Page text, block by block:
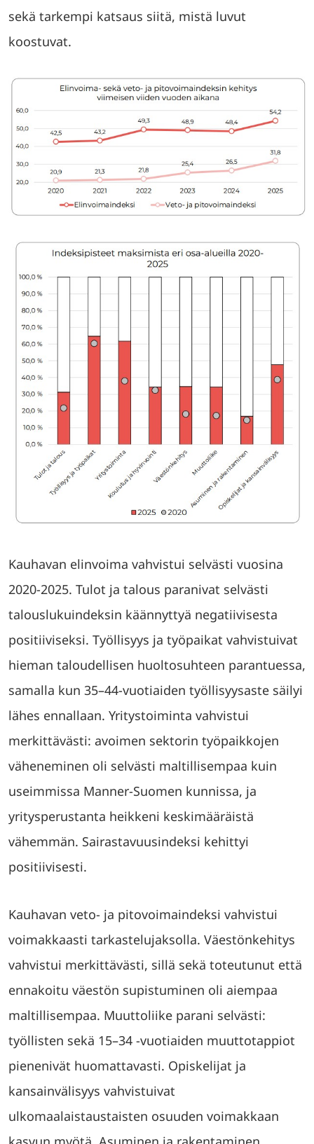
sekä tarkempi katsaus siitä, mistä luvut
koostuvat.
Kauhavan elinvoima vahvistui selvästi vuosina
2020-2025. Tulot ja talous paranivat selvästi
talouslukuindeksin käännyttyä negatiivisesta
positiiviseksi. Työllisyys ja työpaikat vahvistuivat
hieman taloudellisen huoltosuhteen parantuessa,
samalla kun 35–44-vuotiaiden työllisyysaste säilyi
lähes ennallaan. Yritystoiminta vahvistui
merkittävästi: avoimen sektorin työpaikkojen
väheneminen oli selvästi maltillisempaa kuin
useimmissa Manner-Suomen kunnissa, ja
yritysperustanta heikkeni keskimääräistä
vähemmän. Sairastavuusindeksi kehittyi
positiivisesti.
Kauhavan veto- ja pitovoimaindeksi vahvistui
voimakkaasti tarkastelujaksolla. Väestönkehitys
vahvistui merkittävästi, sillä sekä toteutunut että
ennakoitu väestön supistuminen oli aiempaa
maltillisempaa. Muuttoliike parani selvästi:
työllisten sekä 15–34 -vuotiaiden muuttotappiot
pienenivät huomattavasti. Opiskelijat ja
kansainvälisyys vahvistuivat
ulkomaalaistaustaisten osuuden voimakkaan